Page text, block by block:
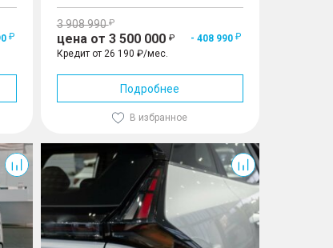
3 908 990
цена от 3 500 000
- 408 990
Кредит от 26 190 ₽/мес.
Подробнее
В избранное